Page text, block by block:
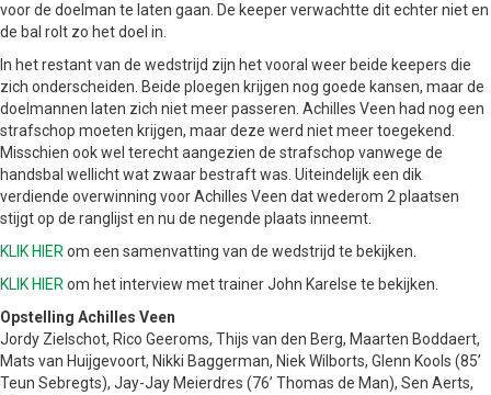
voor de doelman te laten gaan. De keeper verwachtte dit echter niet en
de bal rolt zo het doel in.
In het restant van de wedstrijd zijn het vooral weer beide keepers die
zich onderscheiden. Beide ploegen krijgen nog goede kansen, maar de
doelmannen laten zich niet meer passeren. Achilles Veen had nog een
strafschop moeten krijgen, maar deze werd niet meer toegekend.
Misschien ook wel terecht aangezien de strafschop vanwege de
handsbal wellicht wat zwaar bestraft was. Uiteindelijk een dik
verdiende overwinning voor Achilles Veen dat wederom 2 plaatsen
stijgt op de ranglijst en nu de negende plaats inneemt.
KLIK HIERom een samenvatting van de wedstrijd te bekijken.
KLIK HIERom het interview met trainer John Karelse te bekijken.
Opstelling Achilles Veen
Jordy Zielschot, Rico Geeroms, Thijs van den Berg, Maarten Boddaert,
Mats van Huijgevoort, Nikki Baggerman, Niek Wilborts, Glenn Kools (85’
Teun Sebregts), Jay-Jay Meierdres (76’ Thomas de Man), Sen Aerts,